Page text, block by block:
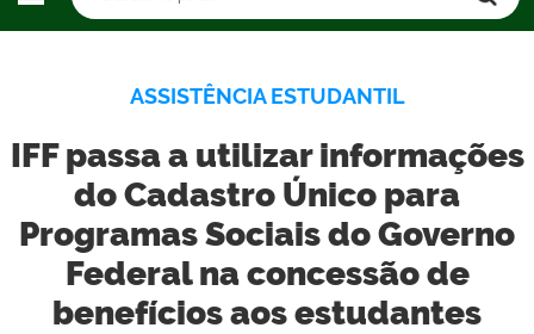
ASSISTÊNCIA ESTUDANTIL
IFF passa a utilizar informações
do Cadastro Único para
Programas Sociais do Governo
Federal na concessão de
benefícios aos estudantes